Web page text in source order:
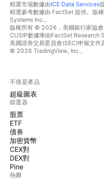
精選市場數據由ICE Data Services
精選參考數據由 FactSet 提供。版
Systems Inc.。
版權所有 © 2026，美國銀行家協
CUSIP數據庫由FactSet Research
美國證券交易委員會(SEC)申報文件
© 2026 TradingView, Inc.。
不僅是產品
超級圖表
篩選器
股票
ETF
債券
加密貨幣
CEX對
DEX對
Pine
熱圖